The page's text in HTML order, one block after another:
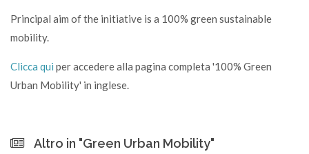
Principal aim of the initiative is a 100% green sustainable
mobility.
Clicca qui per accedere alla pagina completa '100% Green
Urban Mobility' in inglese.
Altro in "Green Urban Mobility"